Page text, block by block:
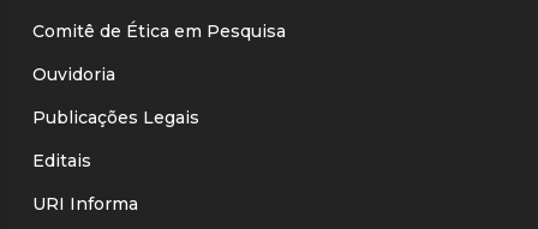
Comitê de Ética em Pesquisa
Ouvidoria
Publicações Legais
Editais
URI Informa